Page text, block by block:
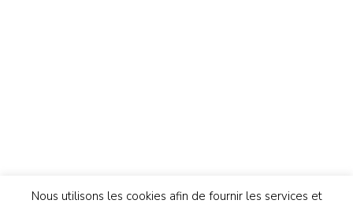
Nous utilisons les cookies afin de fournir les services et